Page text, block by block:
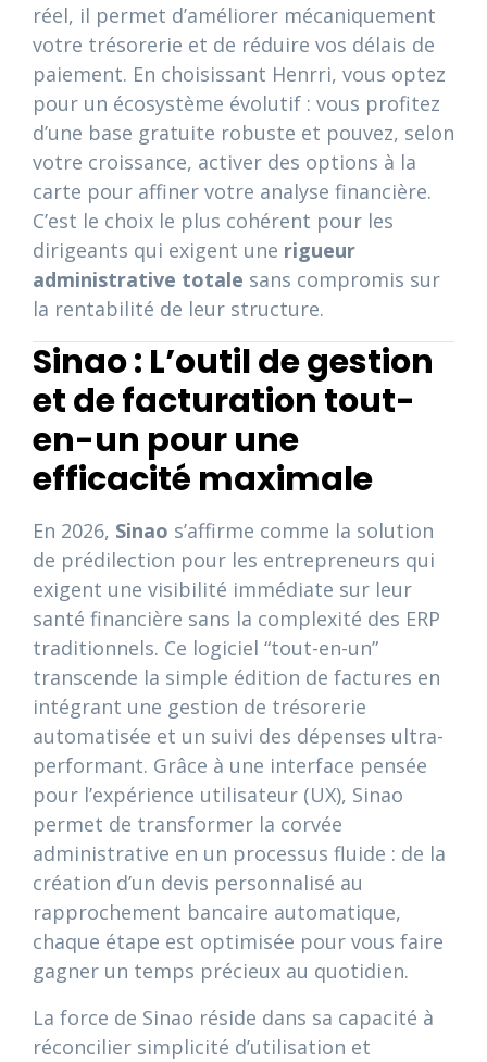
réel, il permet d’améliorer mécaniquement
votre trésorerie et de réduire vos délais de
paiement. En choisissant Henrri, vous optez
pour un écosystème évolutif : vous profitez
d’une base gratuite robuste et pouvez, selon
votre croissance, activer des options à la
carte pour affiner votre analyse financière.
C’est le choix le plus cohérent pour les
dirigeants qui exigent une rigueur
administrative totale sans compromis sur
la rentabilité de leur structure.
Sinao : L’outil de gestion
et de facturation tout-
en-un pour une
efficacité maximale
En 2026, Sinao s’affirme comme la solution
de prédilection pour les entrepreneurs qui
exigent une visibilité immédiate sur leur
santé financière sans la complexité des ERP
traditionnels. Ce logiciel “tout-en-un”
transcende la simple édition de factures en
intégrant une gestion de trésorerie
automatisée et un suivi des dépenses ultra-
performant. Grâce à une interface pensée
pour l’expérience utilisateur (UX), Sinao
permet de transformer la corvée
administrative en un processus fluide : de la
création d’un devis personnalisé au
rapprochement bancaire automatique,
chaque étape est optimisée pour vous faire
gagner un temps précieux au quotidien.
La force de Sinao réside dans sa capacité à
réconcilier simplicité d’utilisation et